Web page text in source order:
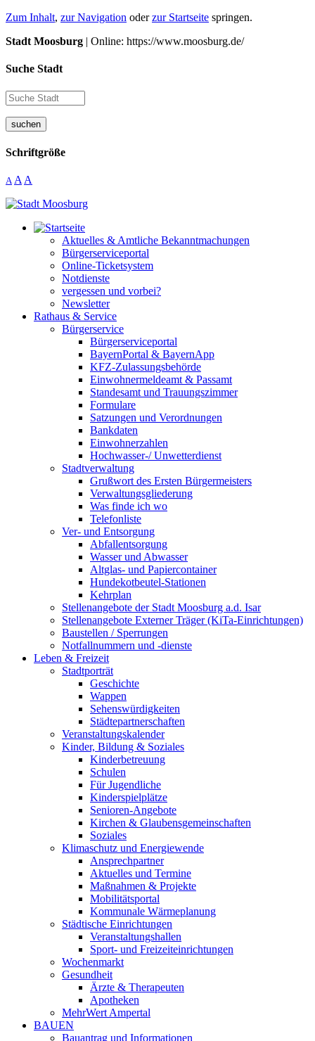
Zum Inhalt, zur Navigation oderzur Startseite springen.
Stadt Moosburg | Online: https://www.moosburg.de/
Suche Stadt
suchen
Schriftgröße
A A A
Aktuelles & Amtliche Bekanntmachungen
Bürgerserviceportal
Online-Ticketsystem
Notdienste
vergessen und vorbei?
Newsletter
Rathaus & Service
Bürgerservice
Bürgerserviceportal
BayernPortal & BayernApp
KFZ-Zulassungsbehörde
Einwohnermeldeamt & Passamt
Standesamt und Trauungszimmer
Formulare
Satzungen und Verordnungen
Bankdaten
Einwohnerzahlen
Hochwasser-/ Unwetterdienst
Stadtverwaltung
Grußwort des Ersten Bürgermeisters
Verwaltungsgliederung
Was finde ich wo
Telefonliste
Ver- und Entsorgung
Abfallentsorgung
Wasser und Abwasser
Altglas- und Papiercontainer
Hundekotbeutel-Stationen
Kehrplan
Stellenangebote der Stadt Moosburg a.d. Isar
Stellenangebote Externer Träger (KiTa-Einrichtungen)
Baustellen / Sperrungen
Notfallnummern und -dienste
Leben & Freizeit
Stadtporträt
Geschichte
Wappen
Sehenswürdigkeiten
Städtepartnerschaften
Veranstaltungskalender
Kinder, Bildung & Soziales
Kinderbetreuung
Schulen
Für Jugendliche
Kinderspielplätze
Senioren-Angebote
Kirchen & Glaubensgemeinschaften
Soziales
Klimaschutz und Energiewende
Ansprechpartner
Aktuelles und Termine
Maßnahmen & Projekte
Mobilitätsportal
Kommunale Wärmeplanung
Städtische Einrichtungen
Veranstaltungshallen
Sport- und Freizeiteinrichtungen
Wochenmarkt
Gesundheit
Ärzte & Therapeuten
Apotheken
MehrWert Ampertal
BAUEN
Bauantrag und Informationen